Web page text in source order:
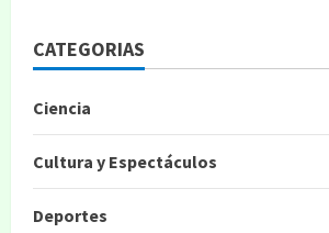
CATEGORIAS
Ciencia
Cultura y Espectáculos
Deportes